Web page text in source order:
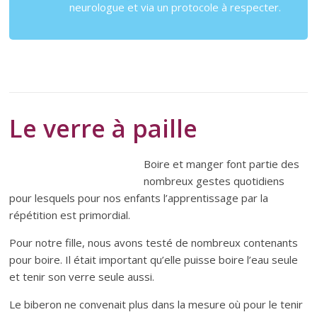
neurologue et via un protocole à respecter.
Le verre à paille
Boire et manger font partie des
nombreux gestes quotidiens
pour lesquels pour nos enfants l’apprentissage par la
répétition est primordial.
Pour notre fille, nous avons testé de nombreux contenants
pour boire. Il était important qu’elle puisse boire l’eau seule
et tenir son verre seule aussi.
Le biberon ne convenait plus dans la mesure où pour le tenir